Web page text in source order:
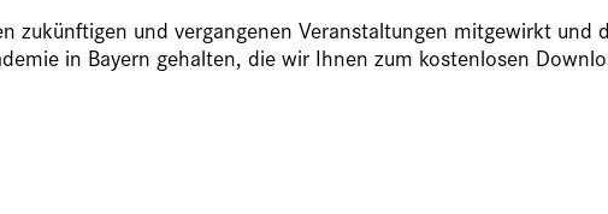
zukünftigen und vergangenen Veranstaltungen mitgewirkt und
in Bayern gehalten, die wir Ihnen zum kostenlosen